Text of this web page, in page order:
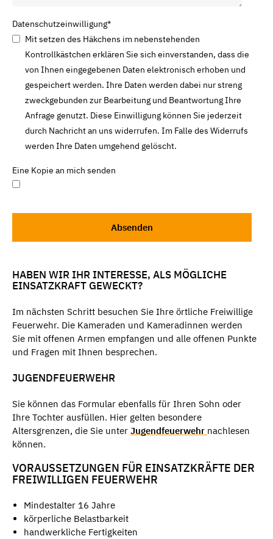
Datenschutzeinwilligung*
Mit setzen des Häkchens im nebenstehenden
Kontrollkästchen erklären Sie sich einverstanden, dass die
von Ihnen eingegebenen Daten elektronisch erhoben und
gespeichert werden. Ihre Daten werden dabei nur streng
zweckgebunden zur Bearbeitung und Beantwortung Ihre
Anfrage genutzt. Diese Einwilligung können Sie jederzeit
durch Nachricht an uns widerrufen. Im Falle des Widerrufs
werden Ihre Daten umgehend gelöscht.
Eine Kopie an mich senden
HABEN WIR IHR INTERESSE, ALS MÖGLICHE
EINSATZKRAFT GEWECKT?
Im nächsten Schritt besuchen Sie Ihre örtliche Freiwillige
Feuerwehr. Die Kameraden und Kameradinnen werden
Sie mit offenen Armen empfangen und alle offenen Punkte
und Fragen mit Ihnen besprechen.
JUGENDFEUERWEHR
Sie können das Formular ebenfalls für Ihren Sohn oder
Ihre Tochter ausfüllen. Hier gelten besondere
Altersgrenzen, die Sie unter Jugendfeuerwehr nachlesen
können.
VORAUSSETZUNGEN FÜR EINSATZKRÄFTE DER
FREIWILLIGEN FEUERWEHR
Mindestalter 16 Jahre
körperliche Belastbarkeit
handwerkliche Fertigkeiten